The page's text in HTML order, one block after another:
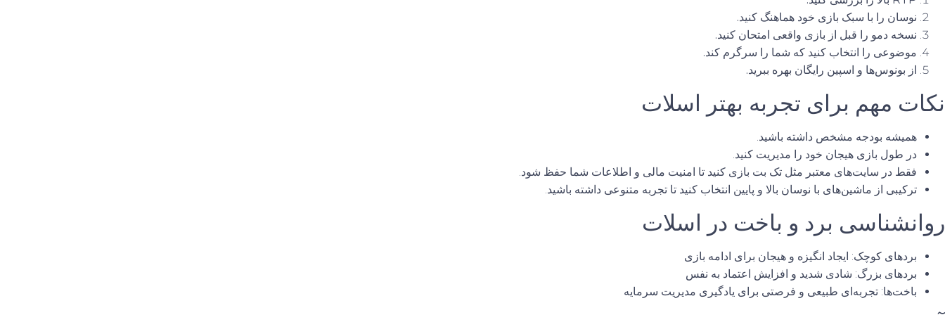
نوسان را با سبک بازی خود هماهنگ کنید.
نسخه دمو را قبل از بازی واقعی امتحان کنید.
موضوعی را انتخاب کنید که شما را سرگرم کند.
از بونوس‌ها و اسپین رایگان بهره ببرید.
نکات مهم برای تجربه بهتر اسلات
همیشه بودجه مشخص داشته باشید.
در طول بازی هیجان خود را مدیریت کنید.
فقط در سایت‌های معتبر مثل تک بت بازی کنید تا امنیت مالی و اطلاعات شما حفظ شود.
ترکیبی از ماشین‌های با نوسان بالا و پایین انتخاب کنید تا تجربه متنوعی داشته باشید.
روانشناسی برد و باخت در اسلات
بردهای کوچک: ایجاد انگیزه و هیجان برای ادامه بازی
بردهای بزرگ: شادی شدید و افزایش اعتماد به نفس
باخت‌ها: تجربه‌ای طبیعی و فرصتی برای یادگیری مدیریت سرمایه